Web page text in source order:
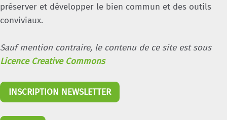
préserver et développer le bien commun et des outils
conviviaux.
Sauf mention contraire, le contenu de ce site est sous
Licence Creative Commons
INSCRIPTION NEWSLETTER